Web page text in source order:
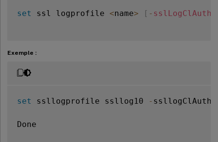
set ssl logprofile <name> [ - sslLogClAuth
Exemple :
set ssllogprofile ssllog10 - ssllogClAuth
Done